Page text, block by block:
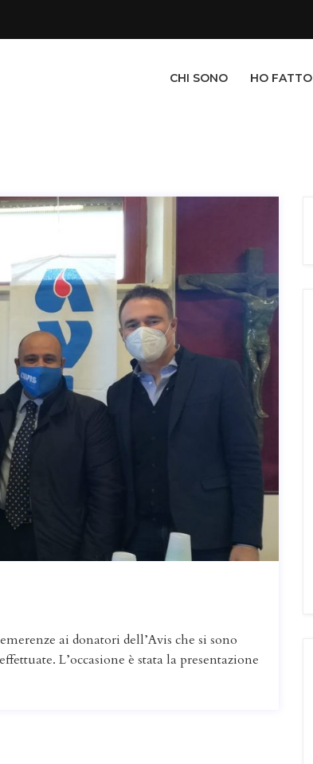
CHI SONO HO FATTO
ai donatori dell’Avis che si sono
L’occasione è stata la presentazione